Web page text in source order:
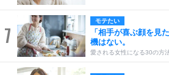
7
モテたい
「相手が喜ぶ顔を見
機はない。
愛される女性になる30の方